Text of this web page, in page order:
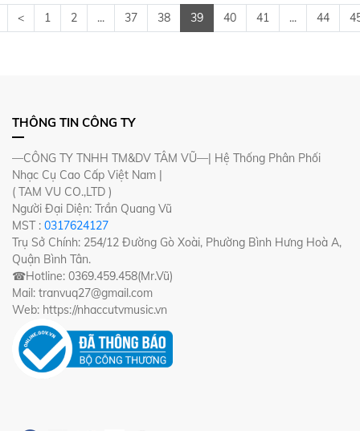
< 1 2 ... 37 38 39 40 41 ... 44
THÔNG TIN CÔNG TY
—CÔNG TY TNHH TM&DV TÂM VŨ—| Hệ Thống Phân Phối
Nhạc Cụ Cao Cấp Việt Nam |
( TAM VU CO.,LTD )
Người Đại Diện: Trần Quang Vũ
MST : 0317624127
Trụ Sở Chính: 254/12 Đường Gò Xoài, Phường Bình Hưng Hoà A,
Quận Bình Tân.
☎Hotline: 0369.459.458(Mr.Vũ)
Mail: tranvuq27@gmail.com
Web: https://nhaccutvmusic.vn